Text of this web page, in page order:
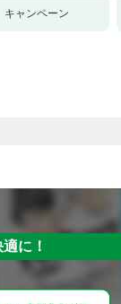
キャンペーン
に！